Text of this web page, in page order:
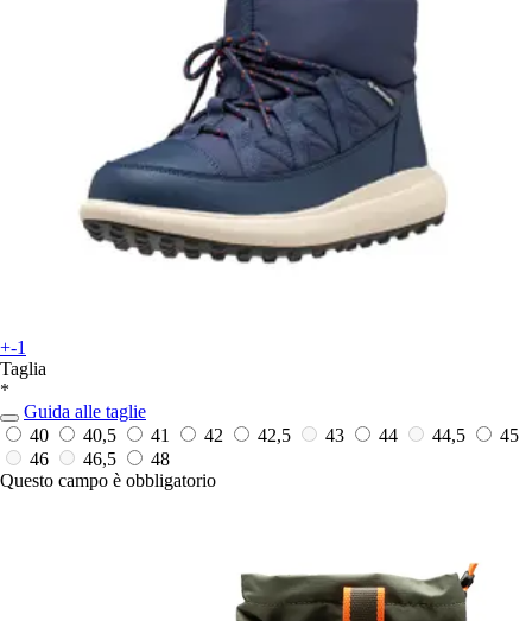
+-1
Taglia
*
Guida alle taglie
40
40,5 41 42 42,5 43 44 44,5
45
46
46,5
48
Questo campo è obbligatorio